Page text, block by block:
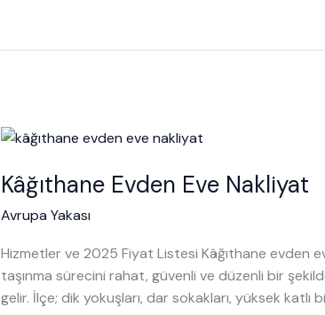
Kâğıthane Evden Eve Nakliyat
Avrupa Yakası
Hizmetler ve 2025 Fiyat Listesi Kâğıthane evden
taşınma sürecini rahat, güvenli ve düzenli bir
gelir. İlçe; dik yokuşları, dar sokakları, yüksek